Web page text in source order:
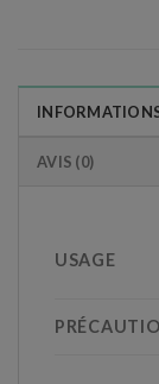
AVIS (0)
USAGE